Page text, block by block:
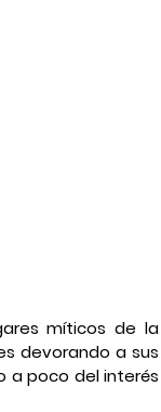
míticos de la
devorando a sus
a poco del interés